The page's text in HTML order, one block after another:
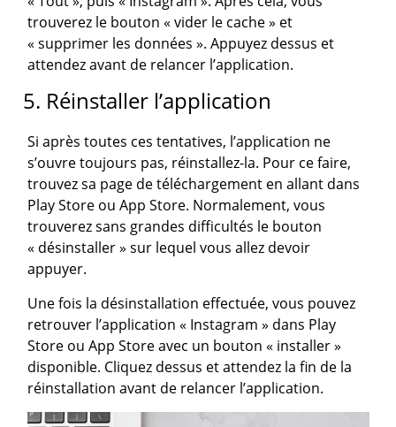
trouverez le bouton « vider le cache » et
« supprimer les données ». Appuyez dessus et
attendez avant de relancer l’application.
5. Réinstaller l’application
Si après toutes ces tentatives, l’application ne
s’ouvre toujours pas, réinstallez-la. Pour ce faire,
trouvez sa page de téléchargement en allant dans
Play Store ou App Store. Normalement, vous
trouverez sans grandes difficultés le bouton
« désinstaller » sur lequel vous allez devoir
appuyer.
Une fois la désinstallation effectuée, vous pouvez
retrouver l’application « Instagram » dans Play
Store ou App Store avec un bouton « installer »
disponible. Cliquez dessus et attendez la fin de la
réinstallation avant de relancer l’application.